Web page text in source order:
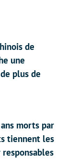
de
une
plus de
morts par
tiennent les
responsables